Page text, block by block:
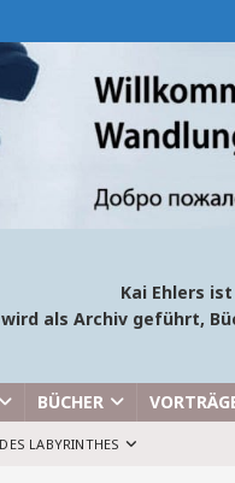
Kai Ehlers
als Archiv geführt,
BÜCHER
LABYRINTHES